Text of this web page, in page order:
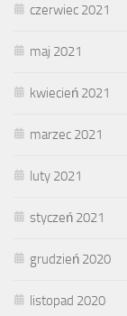
czerwiec 2021
maj 2021
kwiecień 2021
marzec 2021
luty 2021
styczeń 2021
grudzień 2020
listopad 2020